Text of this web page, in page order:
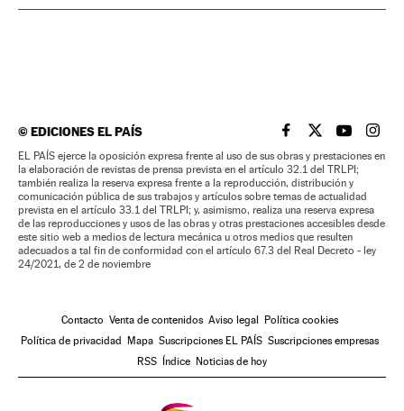
©EDICIONES EL PAÍS EL PAÍS BRASIL EN
EL PAÍSEL PAÍS
EL
EL PAÍS ejerce la oposición expresa frente al uso de sus obras y prestaciones en
la elaboración de revistas de prensa prevista en el artículo 32.1 del TRLPI;
también realiza la reserva expresa frente a la reproducción, distribución y
comunicación pública de sus trabajos y artículos sobre temas de actualidad
prevista en el artículo 33.1 del TRLPI; y, asimismo, realiza una reserva expresa
de las reproducciones y usos de las obras y otras prestaciones accesibles desde
este sitio web a medios de lectura mecánica u otros medios que resulten
adecuados a tal fin de conformidad con el artículo 67.3 del Real Decreto - ley
24/2021, de 2 de noviembre
Contacto Venta de contenidos Aviso legal
Política cookies
Política de privacidad
Mapa Suscripciones EL PAÍS Suscripciones empresas
RSS
Índice Noticias de hoy